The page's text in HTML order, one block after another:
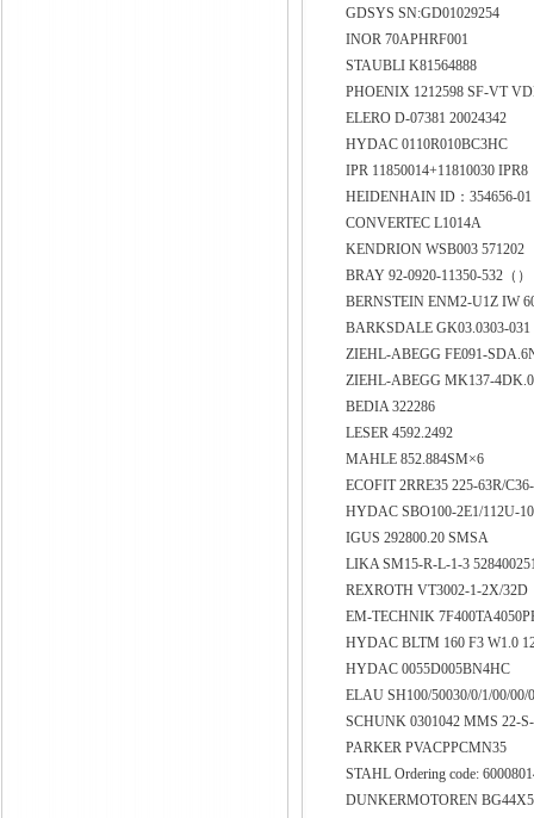
GDSYS SN:GD01029254
INOR 70APHRF001
STAUBLI K81564888
PHOENIX 1212598 SF-VT
ELERO D-07381 20024342
HYDAC 0110R010BC3HC
IPR 11850014+11810030
HEIDENHAIN ID：354656-
CONVERTEC L1014A
KENDRION WSB003 571202
BRAY 92-0920-11350-532（
BERNSTEIN ENM2-U1Z IW
BARKSDALE GK03.0303-031
ZIEHL-ABEGG FE091-
ZIEHL-ABEGG MK137-
BEDIA 322286
LESER 4592.2492
MAHLE 852.884SM×6
ECOFIT 2RRE35 225-63R/
HYDAC SBO100-2E1/112U-
IGUS 292800.20 SMSA
LIKA SM15-R-L-1-3
REXROTH VT3002-1-2X/32D
EM-TECHNIK
HYDAC BLTM 160 F3 W1.0
HYDAC 0055D005BN4HC
ELAU SH100/50030/0/1/00/00/
SCHUNK 0301042 MMS 22-
PARKER PVACPPCMN35
STAHL Ordering code:
DUNKERMOTOREN